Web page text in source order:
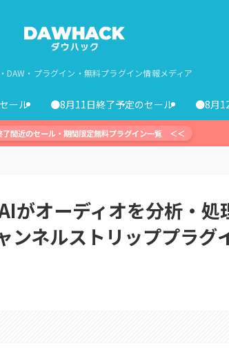
DAW・プラグイン・無料プラグイン情報メディア
ール ●8月11日終了予定のセール ●8月
間近のセール・期間限定無料プラグイン一覧 ＜＜
がオーディオを分析・処
ンネルストリッププラグ